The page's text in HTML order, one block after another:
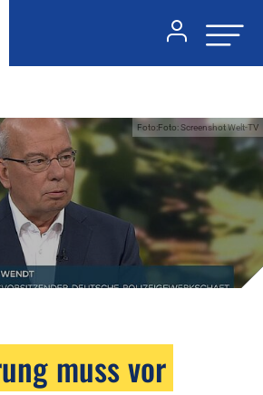
Foto:Foto: Screenshot Welt-TV
muss vor